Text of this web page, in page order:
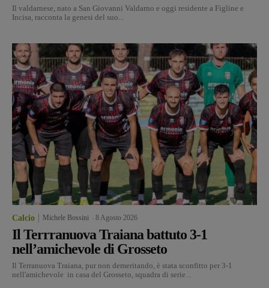
Il valdarnese, nato a San Giovanni Valdarno e oggi residente a Figline e
Incisa, racconta la genesi del suo...
Calcio Michele Bossini 8 Agosto 2026
Il Terrranuova Traiana battuto 3-1
nell’amichevole di Grosseto
Il Terranuova Traiana, pur non demeritando, è stata sconfitto per 3-1
nell'amichevole in casa del Grosseto, squadra di serie...